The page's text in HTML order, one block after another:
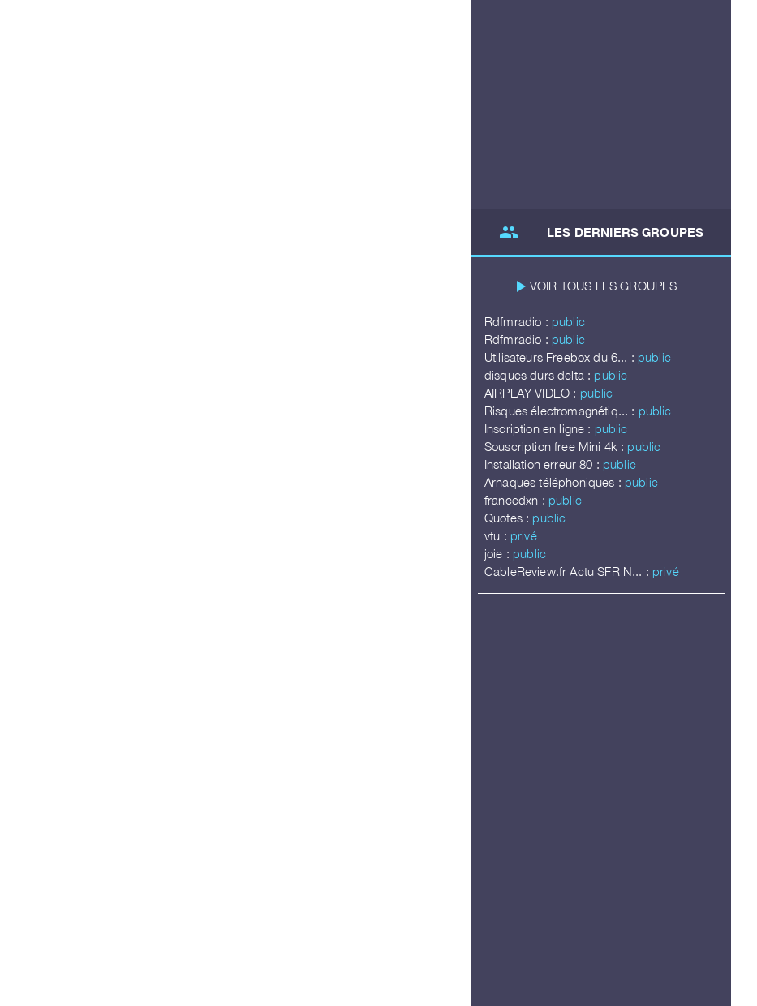
group LES DERNIERS GROUPES
play_arrow VOIR TOUS LES GROUPES
Rdfmradio : public
Rdfmradio : public
Utilisateurs Freebox du 6... : public
disques durs delta : public
AIRPLAY VIDEO : public
Risques électromagnétiq... : public
Inscription en ligne : public
Souscription free Mini 4k : public
Installation erreur 80 : public
Arnaques téléphoniques : public
francedxn : public
Quotes : public
vtu : privé
joie : public
CableReview.fr Actu SFR N... : privé